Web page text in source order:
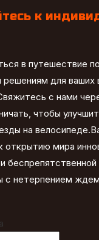
к
в путешествие по
решениям для ваших
с нами
чтобы
на
открытию мира
с нетерпением